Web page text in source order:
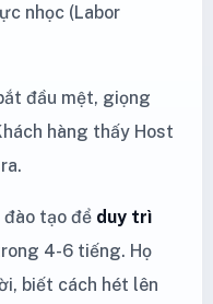
nhọc (Labor
đầu mệt, giọng
hàng thấy Host
tạo để duy trì
4-6 tiếng. Họ
biết cách hét lên